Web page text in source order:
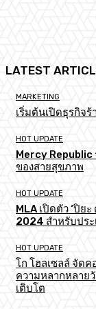
LATEST
MARKETING
เริ่มต้นเปิดธุรกิจ
HOT UPDATE
Mercy Republic
ของสายสุขภาพ
HOT UPDATE
MLA เปิดตัว ‘ปิย
2024 สำหรับประ
HOT UPDATE
โก โฮลเซลล์ จัด
ความหลากหลาย
เติบโต